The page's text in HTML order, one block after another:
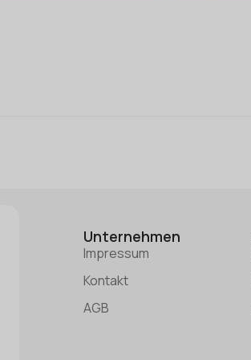
Unternehmen
Impressum
Kontakt
AGB